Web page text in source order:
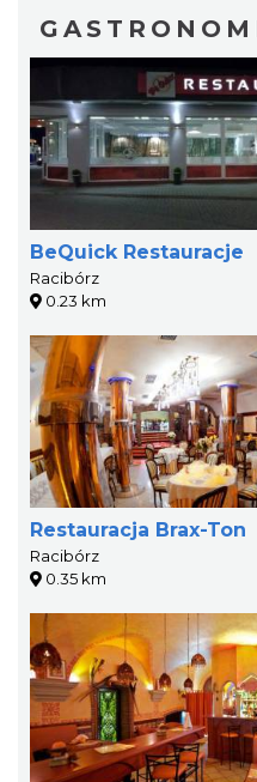
BeQuick Restauracje
Racibórz
0.23 km
Restauracja Brax-Ton
Racibórz
0.35 km